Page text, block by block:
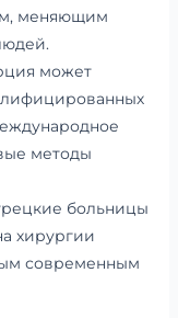
меняющим
может
методы
больницы
хирургии
современным